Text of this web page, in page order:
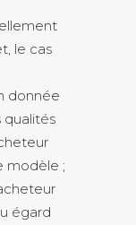
le cas
donnée
qualités
modèle ;
égard